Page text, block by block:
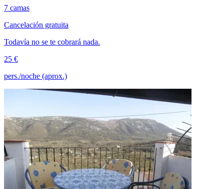
7 camas
Cancelación gratuita
Todavía no se te cobrará nada.
25 €
pers./noche (aprox.)